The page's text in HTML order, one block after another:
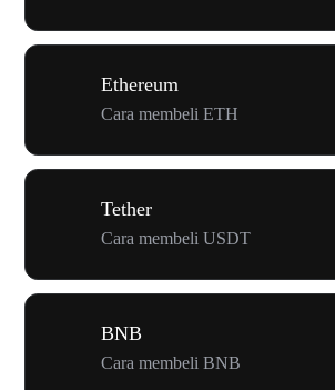
Ethereum
Cara membeli ETH
Tether
Cara membeli USDT
BNB
Cara membeli BNB